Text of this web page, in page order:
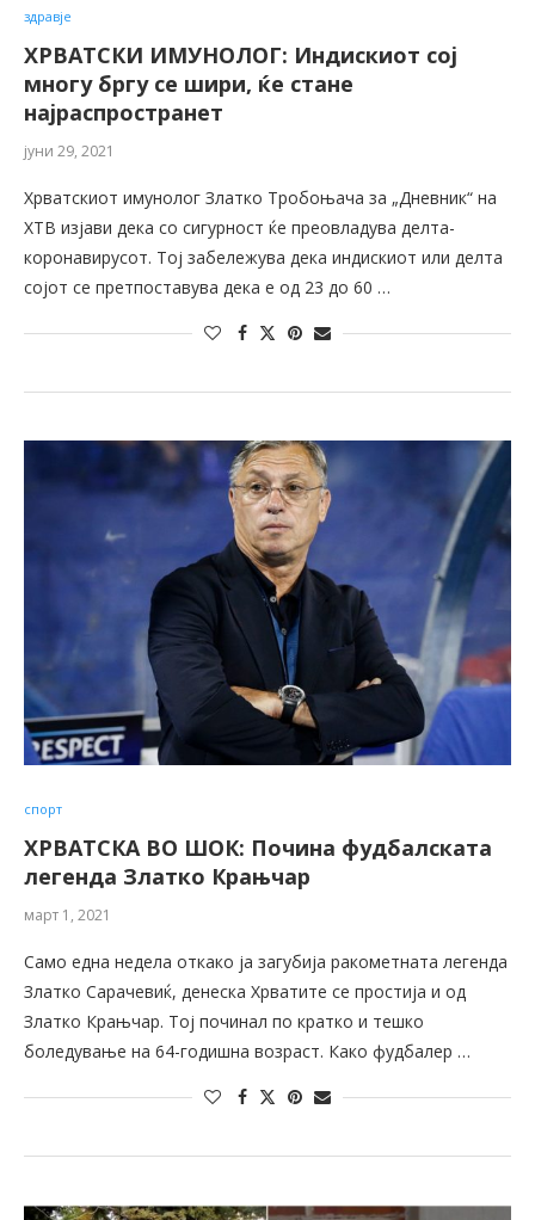
здравје
ХРВАТСКИ ИМУНОЛОГ: Индискиот сој
многу бргу се шири, ќе стане
најраспространет
јуни 29, 2021
Хрватскиот имунолог Златко Тробоњача за „Дневник“ на
ХТВ изјави дека со сигурност ќе преовладува делта-
коронавирусот. Тој забележува дека индискиот или делта
сојот се претпоставува дека е од 23 до 60 …
спорт
ХРВАТСКА ВО ШОК: Почина фудбалската
легенда Златко Крањчар
март 1, 2021
Само една недела откако ја загубија ракометната легенда
Златко Сарачевиќ, денеска Хрватите се простија и од
Златко Крањчар. Тој починал по кратко и тешко
боледување на 64-годишна возраст. Како фудбалер …